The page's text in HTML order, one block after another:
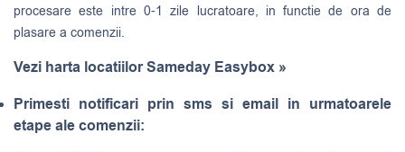
procesare este intre 0-1 zile lucratoare, in functie de ora de
plasare a comenzii.
Vezi harta locatiilor Sameday Easybox »
Primesti notificari prin sms si email in urmatoarele
etape ale comenzii: